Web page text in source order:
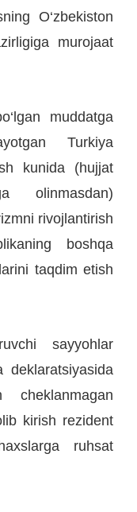
O‘zbekiston
murojaat
muddatga
Turkiya
kunida (hujjat
olinmasdan)
rivojlantirish
boshqa
taqdim etish
sayyohlar
deklaratsiyasida
cheklanmagan
kirish rezident
ruhsat